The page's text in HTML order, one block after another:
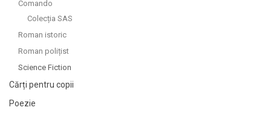
Comando
Colecția SAS
Roman istoric
Roman polițist
Science Fiction
Cărți pentru copii
Poezie